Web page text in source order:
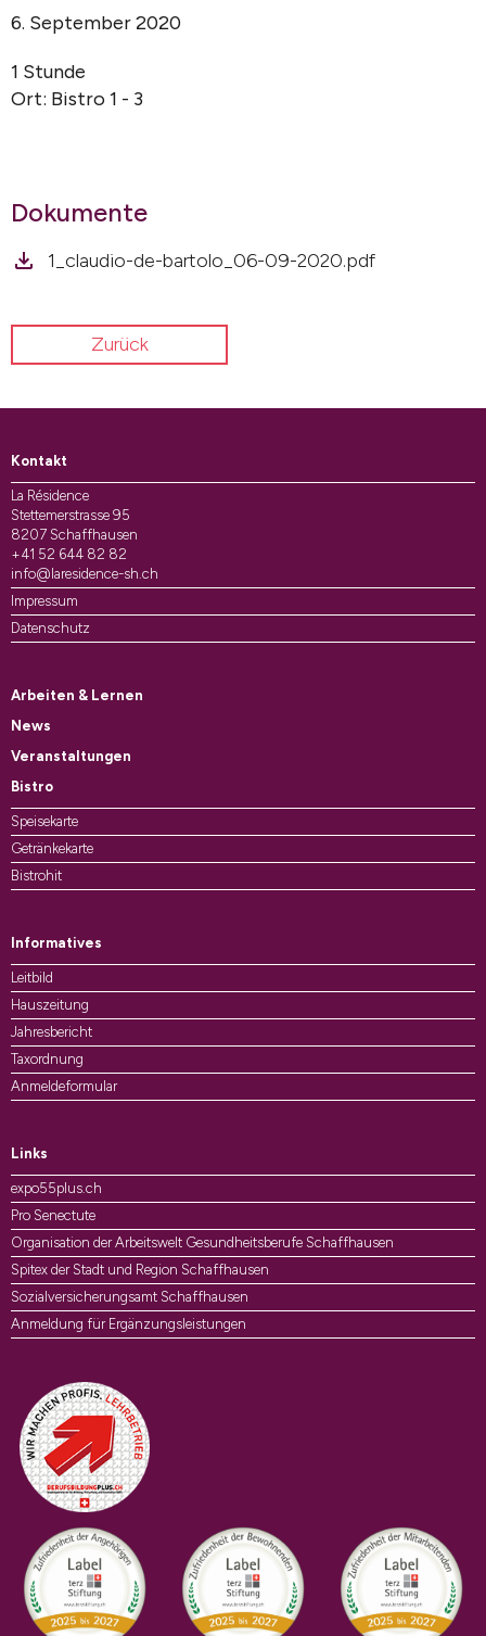
6. September 2020
1 Stunde
Ort: Bistro 1 - 3
Dokumente
1_claudio-de-bartolo_06-09-2020.pdf
Zurück
Kontakt
La Résidence
Stettemerstrasse 95
8207 Schaffhausen
+41 52 644 82 82
info@laresidence-sh.ch
Impressum
Datenschutz
Arbeiten & Lernen
News
Veranstaltungen
Bistro
Speisekarte
Getränkekarte
Bistrohit
Informatives
Leitbild
Hauszeitung
Jahresbericht
Taxordnung
Anmeldeformular
Links
expo55plus.ch
Pro Senectute
Organisation der Arbeitswelt Gesundheitsberufe Schaffhausen
Spitex der Stadt und Region Schaffhausen
Sozialversicherungsamt Schaffhausen
Anmeldung für Ergänzungsleistungen
Auszeichnungen